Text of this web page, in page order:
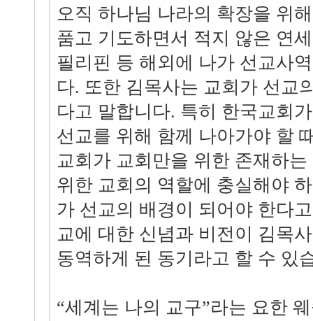
오직 하나님 나라의 확장을 위
품고 기도하면서 적지 않은 연
필리핀 등 해외에 나가 선교사
다. 또한 김목사는 교회가 선교
다고 말합니다. 특히 한국교회
선교를 위해 함께 나아가야 할
교회가 교회만을 위한 존재하
위한 교회의 역할에 충실해야
가 선교의 배경이 되어야 한다
교에 대한 신념과 비전이 김목
동역하게 된 동기라고 할 수 있
“세계는 나의 교구”라는 요한